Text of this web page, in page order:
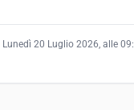
Lunedì 20 Luglio 2026, alle